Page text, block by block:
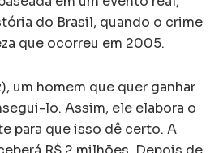
do Brasil, quando o crime
que ocorreu em 2005.
um homem que quer ganhar
lo. Assim, ele elabora o
para que isso dê certo. A